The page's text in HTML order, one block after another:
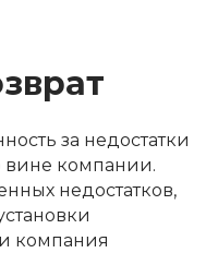
за недостатки
компании.
недостатков,
компания